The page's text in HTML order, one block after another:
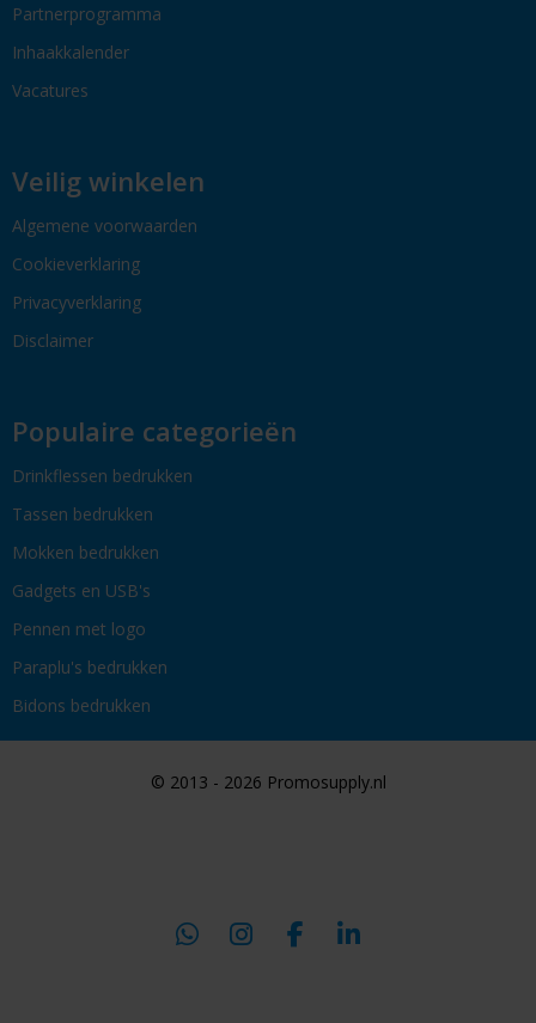
Partnerprogramma
Inhaakkalender
Vacatures
Veilig winkelen
Algemene voorwaarden
Cookieverklaring
Privacyverklaring
Disclaimer
Populaire categorieën
Drinkflessen bedrukken
Tassen bedrukken
Mokken bedrukken
Gadgets en USB's
Pennen met logo
Paraplu's bedrukken
Bidons bedrukken
© 2013 - 2026 Promosupply.nl